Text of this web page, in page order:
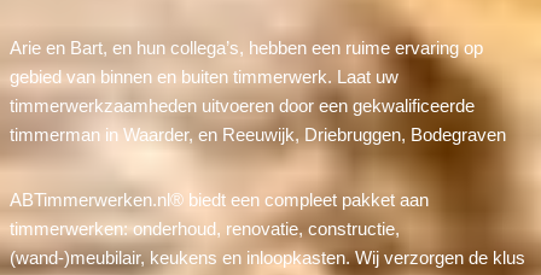
Arie en Bart, en hun collega’s, hebben een ruime ervaring op
gebied van binnen en buiten timmerwerk. Laat uw
timmerwerkzaamheden uitvoeren door een gekwalificeerde
timmerman in Waarder, en Reeuwijk, Driebruggen, Bodegraven
ABTimmerwerken.nl® biedt een compleet pakket aan
timmerwerken: onderhoud, renovatie, constructie,
(wand-)meubilair, keukens en inloopkasten. Wij verzorgen de klus